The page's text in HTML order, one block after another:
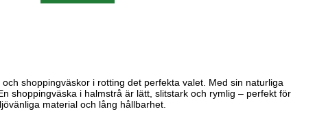
shoppingväskor i rotting det perfekta valet. Med sin naturliga
shoppingväska i halmstrå är lätt, slitstark och rymlig – perfekt för
material och lång hållbarhet.